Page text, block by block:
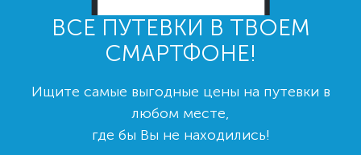
ВСЕ ПУТЕВКИ В ТВОЕМ
СМАРТФОНЕ!
Ищите самые выгодные цены на путевки в
любом месте,
где бы Вы не находились!